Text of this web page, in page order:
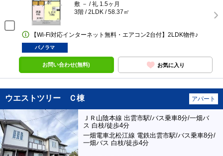
敷 － / 礼 1.5ヶ月
3階 / 2LDK / 58.37㎡
【Wi-Fi対応インターネット無料・エアコン2台付】2LDK物件♪
パノラマ
お問い合わせ(無料) お気に入り
ウエストツリー Ｃ棟 アパート
ＪＲ山陰本線 出雲市駅/バス乗車8分/一畑バ
ス 白枝/徒歩4分
一畑電車北松江線 電鉄出雲市駅/バス乗車8分/
一畑バス 白枝/徒歩4分